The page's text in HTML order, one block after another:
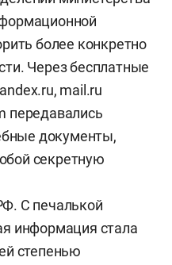
более конкретно
Через бесплатные
mail.ru
передавались
документы,
секретную
С печалькой
информация стала
степенью